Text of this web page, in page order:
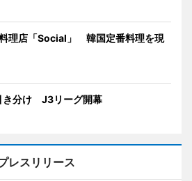
理店「Social」 韓国定番料理を現
き分け J3リーグ開幕
レスリリース